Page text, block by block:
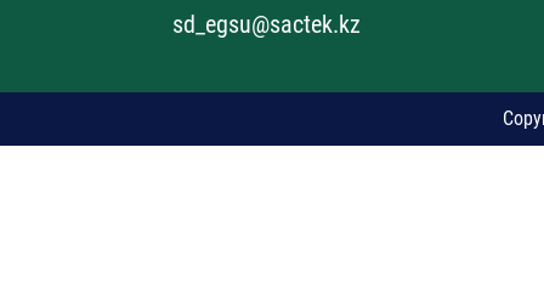
sd_egsu@sactek.kz